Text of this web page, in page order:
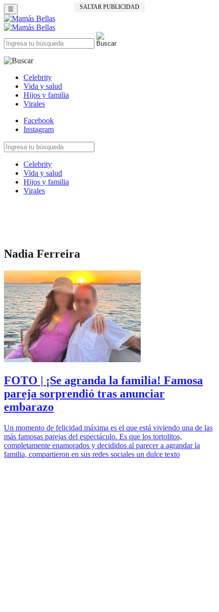
SALTAR PUBLICIDAD
☰
Celebrity
Vida y salud
Hijos y familia
Virales
Facebook
Instagram
Celebrity
Vida y salud
Hijos y familia
Virales
Nadia Ferreira
FOTO | ¡Se agranda la familia! Famosa
pareja sorprendió tras anunciar
embarazo
Un momento de felicidad máxima es el que está viviendo una de las
más famosas parejas del espectáculo. Es que los tortolitos,
completamente enamorados y decididos al parecer a agrandar la
familia, compartieron en sus redes sociales un dulce texto